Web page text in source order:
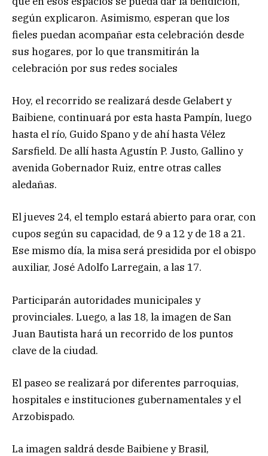
según explicaron. Asimismo, esperan que los
fieles puedan acompañar esta celebración desde
sus hogares, por lo que transmitirán la
celebración por sus redes sociales
Hoy, el recorrido se realizará desde Gelabert y
Baibiene, continuará por esta hasta Pampín, luego
hasta el río, Guido Spano y de ahí hasta Vélez
Sarsfield. De allí hasta Agustín P. Justo, Gallino y
avenida Gobernador Ruiz, entre otras calles
aledañas.
El jueves 24, el templo estará abierto para orar, con
cupos según su capacidad, de 9 a 12 y de 18 a 21.
Ese mismo día, la misa será presidida por el obispo
auxiliar, José Adolfo Larregain, a las 17.
Participarán autoridades municipales y
provinciales. Luego, a las 18, la imagen de San
Juan Bautista hará un recorrido de los puntos
clave de la ciudad.
El paseo se realizará por diferentes parroquias,
hospitales e instituciones gubernamentales y el
Arzobispado.
La imagen saldrá desde Baibiene y Brasil,